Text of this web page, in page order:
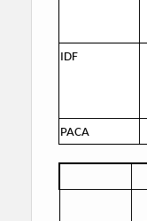
IDF
PACA